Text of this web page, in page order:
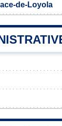
de-Loyola